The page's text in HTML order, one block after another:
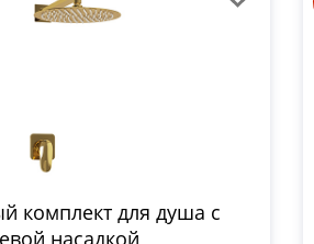
комплект для душа с
насадкой